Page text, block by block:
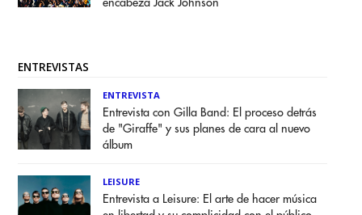
encabeza Jack Johnson
ENTREVISTAS
ENTREVISTA
Entrevista con Gilla Band: El proceso detrás
de "Giraffe" y sus planes de cara al nuevo
álbum
LEISURE
Entrevista a Leisure: El arte de hacer música